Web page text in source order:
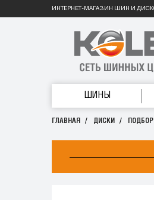
ИНТЕРНЕТ-МАГАЗИН ШИН И
ШИНЫ
ГЛАВНАЯ ДИСКИ